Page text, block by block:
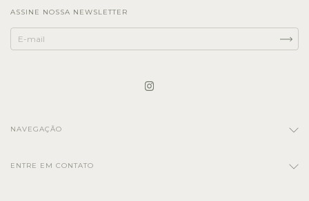
ASSINE NOSSA NEWSLETTER
NAVEGAÇÃO
ENTRE EM CONTATO